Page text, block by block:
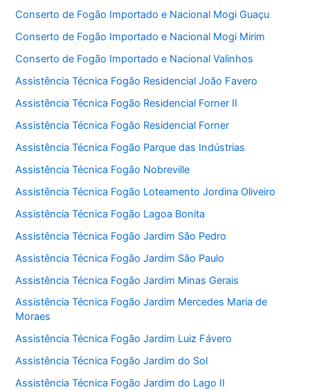
Conserto de Fogão Importado e Nacional Mogi Guaçu
Conserto de Fogão Importado e Nacional Mogi Mirim
Conserto de Fogão Importado e Nacional Valinhos
Assistência Técnica Fogão Residencial João Favero
Assistência Técnica Fogão Residencial Forner II
Assistência Técnica Fogão Residencial Forner
Assistência Técnica Fogão Parque das Indústrias
Assistência Técnica Fogão Nobreville
Assistência Técnica Fogão Loteamento Jordina Oliveiro
Assistência Técnica Fogão Lagoa Bonita
Assistência Técnica Fogão Jardim São Pedro
Assistência Técnica Fogão Jardim São Paulo
Assistência Técnica Fogão Jardim Minas Gerais
Assistência Técnica Fogão Jardim Mercedes Maria de
Moraes
Assistência Técnica Fogão Jardim Luiz Fávero
Assistência Técnica Fogão Jardim do Sol
Assistência Técnica Fogão Jardim do Lago II